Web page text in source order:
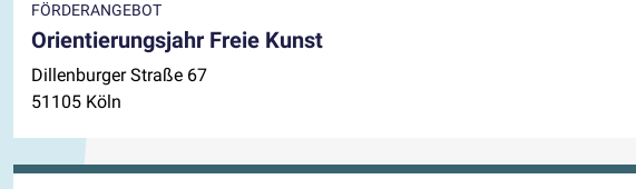
FÖRDERANGEBOT
Orientierungsjahr Freie Kunst
Dillenburger Straße 67
51105 Köln